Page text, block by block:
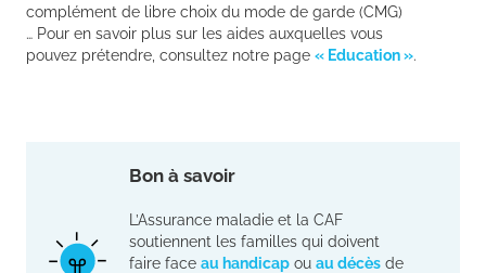
complément de libre choix du mode de garde (CMG)
… Pour en savoir plus sur les aides auxquelles vous
pouvez prétendre, consultez notre page « Education ».
Bon à savoir
L’Assurance maladie et la CAF
soutiennent les familles qui doivent
faire face au handicap ou au décès de